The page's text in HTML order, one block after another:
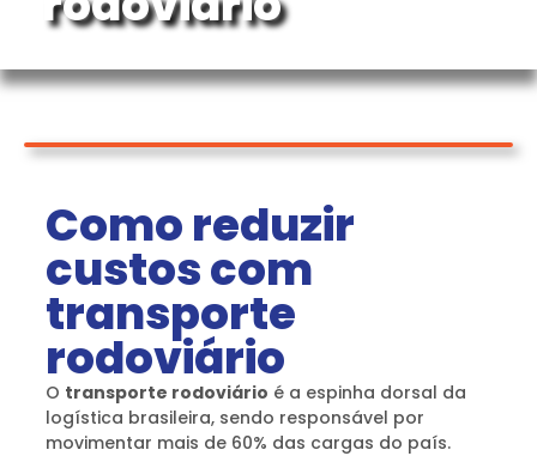
Como reduzir
custos com
transporte
rodoviário
O transporte rodoviário é a espinha dorsal da
logística brasileira, sendo responsável por
movimentar mais de 60% das cargas do país.